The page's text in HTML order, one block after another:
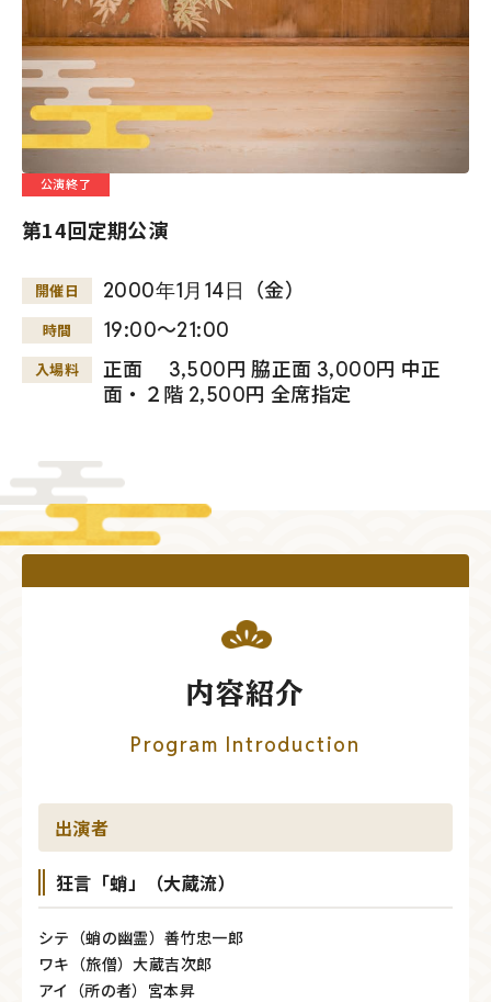
公演終了
第14回定期公演
開催日 2000年1月 14日 （金）
時間 19:00～21:00
入場料
正面 3,500円 脇正面 3,000円 中正
面・２階 2,500円 全席指定
内容紹介
Program Introduction
出演者
狂言「蛸」（大蔵流）
シテ（蛸の幽霊）善竹忠一郎
ワキ（旅僧）大蔵吉次郎
アイ（所の者）宮本昇